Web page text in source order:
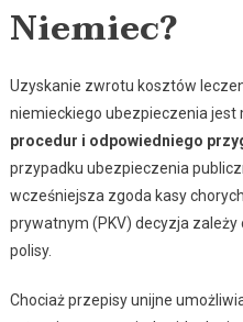
Niemiec?
Uzyskanie zwrotu kosztów
niemieckiego ubezpieczenia jest
procedur i odpowiedniego
przypadku ubezpieczenia
wcześniejsza zgoda kasy
prywatnym (PKV) decyzja
polisy.
Chociaż przepisy unijne